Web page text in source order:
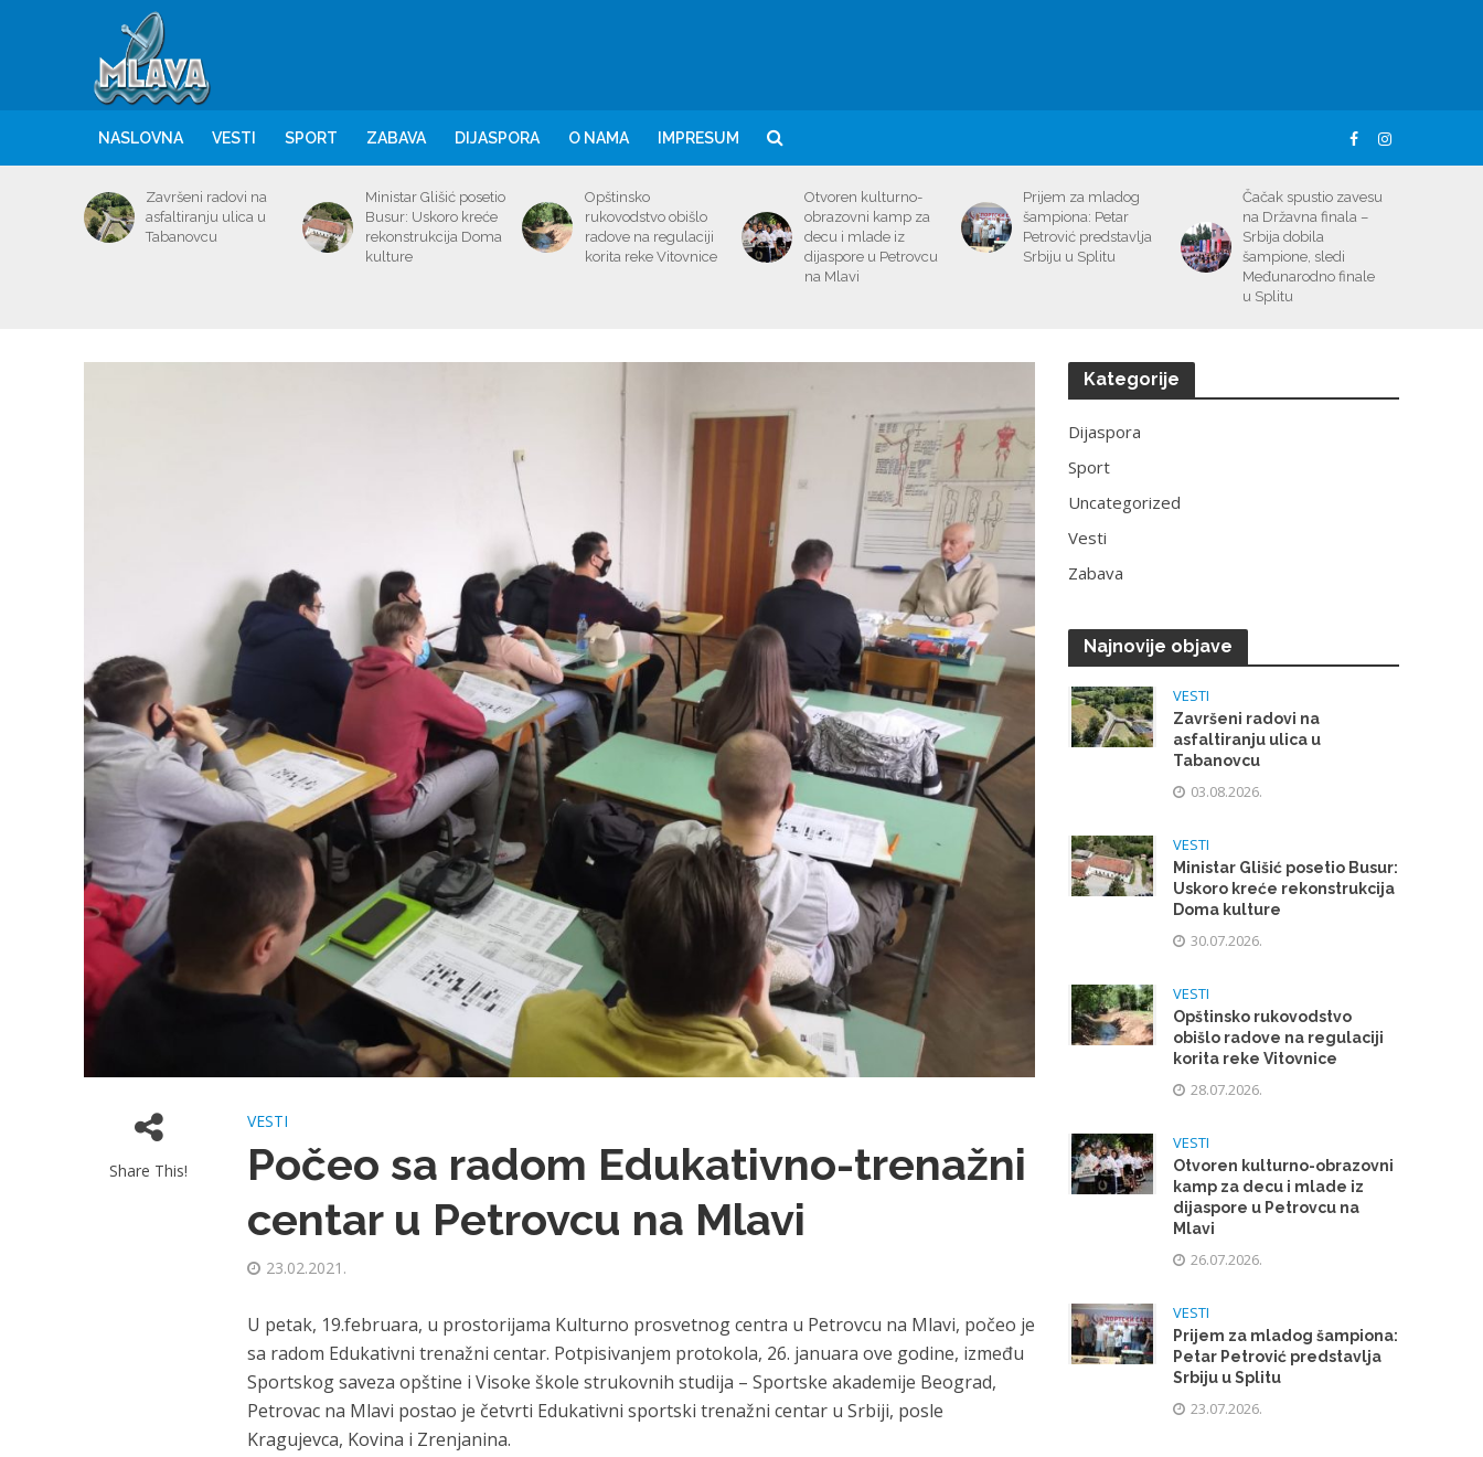
NASLOVNA VESTI SPORT ZABAVA DIJASPORA O NAMA IMPRESUM
Završeni radovi na
asfaltiranju ulica u
Tabanovcu
Ministar Glišić posetio
Busur: Uskoro kreće
rekonstrukcija Doma
kulture
Opštinsko
rukovodstvo obišlo
radove na regulaciji
korita reke Vitovnice
Otvoren kulturno-
obrazovni kamp za
decu i mlade iz
dijaspore u Petrovcu
na Mlavi
Prijem za mladog
šampiona: Petar
Petrović predstavlja
Srbiju u Splitu
Čačak spustio zavesu
na Državna finala –
Srbija dobila
šampione, sledi
Međunarodno finale
u Splitu
Share This!
VESTI
Počeo sa radom Edukativno-trenažni
centar u Petrovcu na Mlavi
23.02.2021.
U petak, 19.februara, u prostorijama Kulturno prosvetnog centra u Petrovcu na Mlavi, počeo je
sa radom Edukativni trenažni centar. Potpisivanjem protokola, 26. januara ove godine, između
Sportskog saveza opštine i Visoke škole strukovnih studija – Sportske akademije Beograd,
Petrovac na Mlavi postao je četvrti Edukativni sportski trenažni centar u Srbiji, posle
Kragujevca, Kovina i Zrenjanina.
Kategorije
Dijaspora
Sport
Uncategorized
Vesti
Zabava
Najnovije objave
VESTI
Završeni radovi na
asfaltiranju ulica u
Tabanovcu
03.08.2026.
VESTI
Ministar Glišić posetio Busur:
Uskoro kreće rekonstrukcija
Doma kulture
30.07.2026.
VESTI
Opštinsko rukovodstvo
obišlo radove na regulaciji
korita reke Vitovnice
28.07.2026.
VESTI
Otvoren kulturno-obrazovni
kamp za decu i mlade iz
dijaspore u Petrovcu na
Mlavi
26.07.2026.
VESTI
Prijem za mladog šampiona:
Petar Petrović predstavlja
Srbiju u Splitu
23.07.2026.